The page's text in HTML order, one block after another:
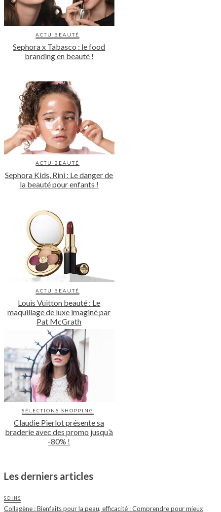
ACTU BEAUTÉ
Sephora x Tabasco : le food
branding en beauté !
ACTU BEAUTÉ
Sephora Kids, Rini : Le danger de
la beauté pour enfants !
ACTU BEAUTÉ
Louis Vuitton beauté : Le
maquillage de luxe imaginé par
Pat McGrath
SÉLECTIONS SHOPPING
Claudie Pierlot présente sa
braderie avec des promo jusqu’à
-80% !
Les derniers articles
SOINS
Collagène : Bienfaits pour la peau, efficacité : Comprendre pour mieux